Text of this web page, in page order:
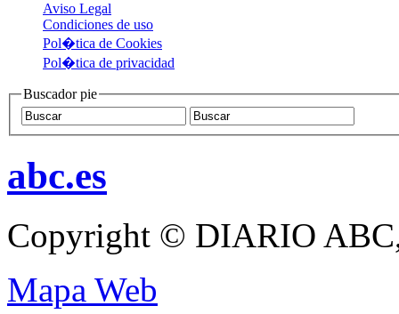
Aviso Legal
Condiciones de uso
Pol�tica de Cookies
Pol�tica de privacidad
Buscador pie
abc.es
Copyright © DIARIO
Mapa Web